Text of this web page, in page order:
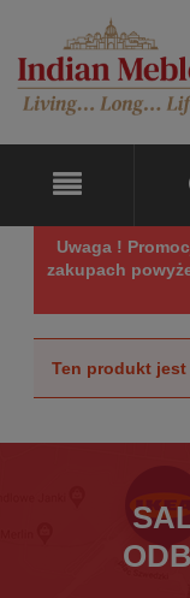
Uwaga !
zakupach
Ten produkt